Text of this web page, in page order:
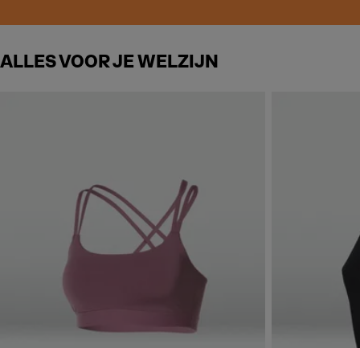
ALLES VOOR JE WELZIJN
Skip to next section